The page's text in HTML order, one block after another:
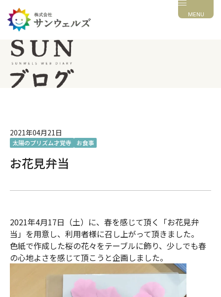
MENU
2021年04月21日
太陽のプリズム才覚寺 お食事
お花見弁当
2021年4月17日（土）に、春を感じて頂く「お花見弁
当」を用意し、利用者様に召し上がって頂きました。
色紙で作成した桜の花々をテーブルに飾り、少しでも春
の心地よさを感じて頂こうと企画しました。